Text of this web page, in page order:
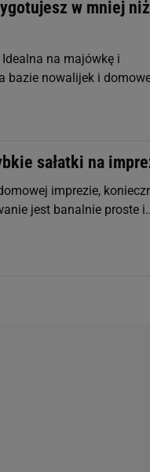
w mniej niż
na majówkę i
bazie nowalijek i
sałatki na
imprezie,
jest banalnie proste